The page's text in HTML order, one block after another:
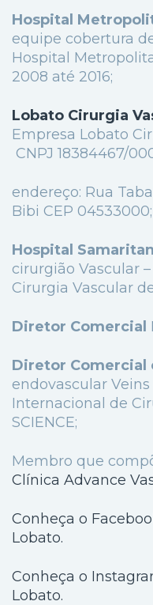
Hospital
equipe cobertura
Hospital
2008 até 2016;
Lobato Cirurgia
Empresa Lobato
CNPJ 18384467/
endereço: Rua
Bibi CEP 04533000;
Hospital
cirurgião Vascular
Cirurgia Vascular
Diretor Comercial
Diretor Comercial
endovascular
Internacional de
SCIENCE;
Membro que
Clínica Advance
Conheça o
Lobato.
Conheça o
Lobato.